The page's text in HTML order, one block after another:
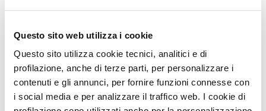
Questo sito web utilizza i cookie
Questo sito utilizza cookie tecnici, analitici e di
profilazione, anche di terze parti, per personalizzare i
contenuti e gli annunci, per fornire funzioni connesse con
i social media e per analizzare il traffico web. I cookie di
Y
S
p
e
c
Contact
Accessibility Statement
Address Book
My Orders
My Wishlist
My Returns